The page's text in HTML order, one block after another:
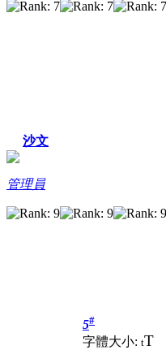
沙文
管理員
5#
字體大小: tT